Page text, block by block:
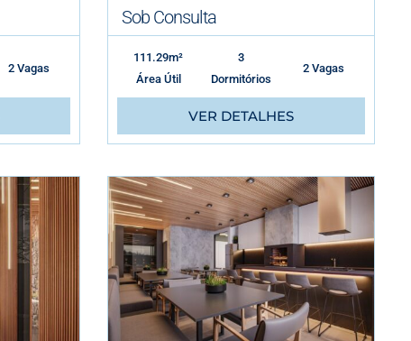
2 Vagas
Sob Consulta
111.29m²
Área Útil
3
Dormitórios
2 Vagas
VER DETALHES